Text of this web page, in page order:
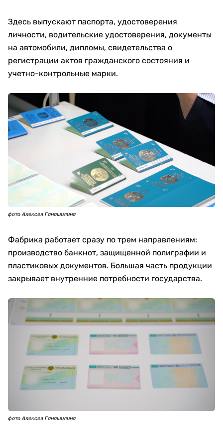
выпускала британская компания Harrison & Sons.
фото Алексея Ганашилина
Сегодня предприятие изготавливает не только
национальную валюту. Производственная линейка
насчитывает около 130 видов защищенной
Здесь выпускают паспорта, удостоверения
личности, водительские удостоверения, документы
на автомобили, дипломы, свидетельства о
учетно-контрольные марки.